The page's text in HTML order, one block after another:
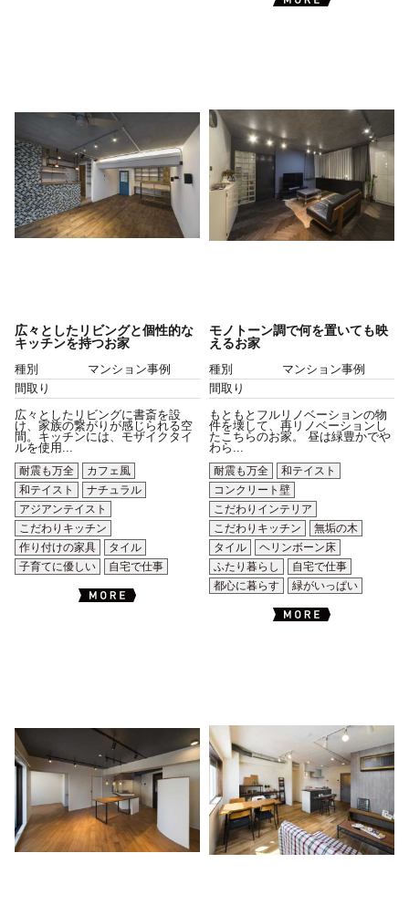
広々としたリビングと個性的な
キッチンを持つお家
種別
マンション事例
間取り
広々としたリビングに書斎を設
け、家族の繋がりが感じられる空
間。キッチンには、モザイクタイ
ルを使用...
耐震も万全
カフェ風
和テイスト
ナチュラル
アジアンテイスト
こだわりキッチン
作り付けの家具
タイル
子育てに優しい
自宅で仕事
モノトーン調で何を置いても映
えるお家
種別
マンション事例
間取り
もともとフルリノベーションの物
件を壊して、再リノベーションし
たこちらのお家。 昼は緑豊かでや
わら...
耐震も万全
和テイスト
コンクリート壁
こだわりインテリア
こだわりキッチン
無垢の木
タイル
ヘリンボーン床
ふたり暮らし
自宅で仕事
都心に暮らす
緑がいっぱい